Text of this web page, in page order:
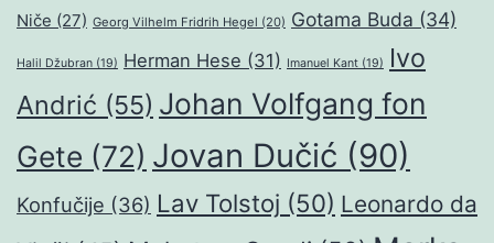
Niče (27) Georg Vilhelm Fridrih Hegel (20) Gotama Buda (34)
Halil Džubran (19) Herman Hese (31) Imanuel Kant (19)
Ivo
Andrić (55) Johan Volfgang fon
Gete (72) Jovan Dučić (90)
Konfučije (36) Lav Tolstoj (50) Leonardo da